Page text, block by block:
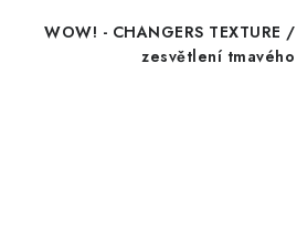
WOW! - CHANGERS TEXTURE
zesvětlení